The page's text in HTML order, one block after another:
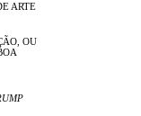
ARTE
OU